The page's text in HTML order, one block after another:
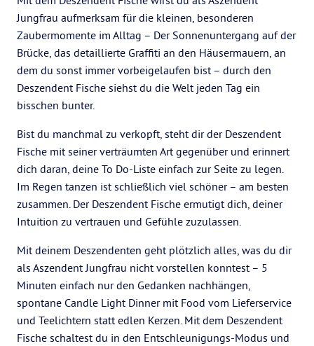
Jungfrau aufmerksam für die kleinen, besonderen
Zaubermomente im Alltag – Der Sonnenuntergang auf der
Brücke, das detaillierte Graffiti an den Häusermauern, an
dem du sonst immer vorbeigelaufen bist – durch den
Deszendent Fische siehst du die Welt jeden Tag ein
bisschen bunter.
Bist du manchmal zu verkopft, steht dir der Deszendent
Fische mit seiner verträumten Art gegenüber und erinnert
dich daran, deine To Do-Liste einfach zur Seite zu legen.
Im Regen tanzen ist schließlich viel schöner – am besten
zusammen. Der Deszendent Fische ermutigt dich, deiner
Intuition zu vertrauen und Gefühle zuzulassen.
Mit deinem Deszendenten geht plötzlich alles, was du dir
als Aszendent Jungfrau nicht vorstellen konntest – 5
Minuten einfach nur den Gedanken nachhängen,
spontane Candle Light Dinner mit Food vom Lieferservice
und Teelichtern statt edlen Kerzen. Mit dem Deszendent
Fische schaltest du in den Entschleunigungs-Modus und